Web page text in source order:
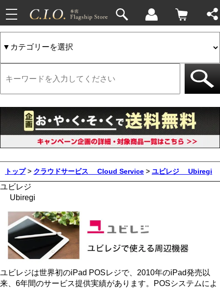
toggle
navigation
トップ > クラウドサービス Cloud Service > ユビレジ Ubiregi
ユビレジ
Ubiregi
ユビレジは世界初のiPad POSレジで、2010年のiPad発売以
来、6年間のサービス提供実績があります。POSシステムによ